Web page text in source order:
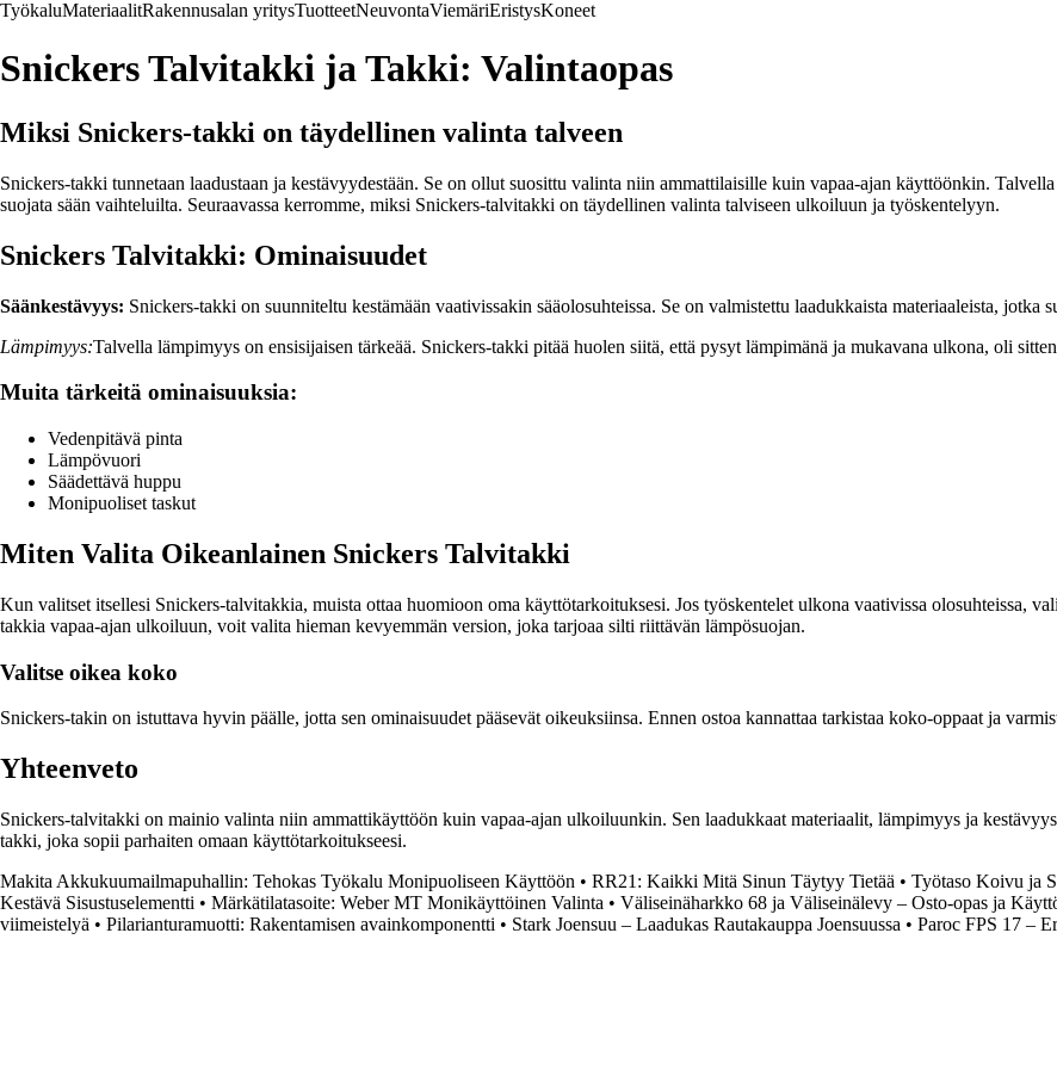
TyökaluMateriaalitRakennusalan yritysTuotteetNeuvontaViemäriEristysKoneet
Snickers Talvitakki ja Takki: Valintaopas
Miksi Snickers-takki on täydellinen valinta talveen
Snickers-takki tunnetaan laadustaan ja kestävyydestään. Se on ollut suosittu valinta niin ammattilaisille kuin vapaa-ajan käyttöönkin.
suojata sään vaihteluilta. Seuraavassa kerromme, miksi Snickers-talvitakki on täydellinen valinta talviseen ulkoiluun ja työskentelyyn.
Snickers Talvitakki: Ominaisuudet
Säänkestävyys: Snickers-takki on suunniteltu kestämään vaativissakin sääolosuhteissa. Se on valmistettu laadukkaista materiaaleista, jotka
Lämpimyys:Talvella lämpimyys on ensisijaisen tärkeää. Snickers-takki pitää huolen siitä, että pysyt lämpimänä ja mukavana ulkona, oli
Muita tärkeitä ominaisuuksia:
Vedenpitävä pinta
Lämpövuori
Säädettävä huppu
Monipuoliset taskut
Miten Valita Oikeanlainen Snickers Talvitakki
Kun valitset itsellesi Snickers-talvitakkia, muista ottaa huomioon oma käyttötarkoituksesi. Jos työskentelet ulkona vaativissa olosuhteissa,
takkia vapaa-ajan ulkoiluun, voit valita hieman kevyemmän version, joka tarjoaa silti riittävän lämpösuojan.
Valitse oikea koko
Snickers-takin on istuttava hyvin päälle, jotta sen ominaisuudet pääsevät oikeuksiinsa. Ennen ostoa kannattaa tarkistaa koko-oppaat ja
Yhteenveto
Snickers-talvitakki on mainio valinta niin ammattikäyttöön kuin vapaa-ajan ulkoiluunkin. Sen laadukkaat materiaalit, lämpimyys ja
takki, joka sopii parhaiten omaan käyttötarkoitukseesi.
Makita Akkukuumailmapuhallin: Tehokas Työkalu Monipuoliseen Käyttöön • RR21: Kaikki Mitä Sinun Täytyy Tietää • Työtaso Koivu ja
Kestävä Sisustuselementti • Märkätilatasoite: Weber MT Monikäyttöinen Valinta • Väliseinäharkko 68 ja Väliseinälevy – Osto-opas ja
viimeistelyä • Pilarianturamuotti: Rakentamisen avainkomponentti • Stark Joensuu – Laadukas Rautakauppa Joensuussa • Paroc FPS 17 –